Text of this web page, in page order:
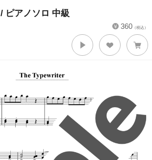
ピアノソロ 中級
360 （税込）